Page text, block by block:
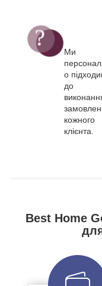
Ми
о
до
кожного
клієнта.
Best Home